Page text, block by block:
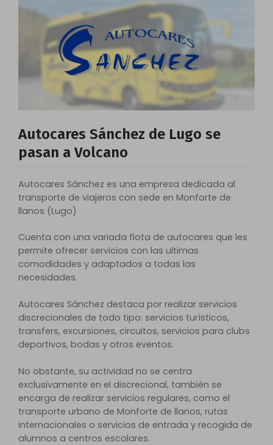
Autocares Sánchez de Lugo se
pasan a Volcano
Autocares Sánchez es una empresa dedicada al
transporte de viajeros con sede en Monforte de
llanos (Lugo)
Cuenta con una variada flota de autocares que les
permite ofrecer servicios con las ultimas
comodidades y adaptados a todas las
necesidades.
Autocares Sánchez destaca por realizar servicios
discrecionales de todo tipo: servicios turísticos,
transfers, excursiones, circuitos, servicios para clubs
deportivos, bodas y otros eventos.
No obstante, su actividad no se centra
exclusivamente en el discrecional, también se
encarga de realizar servicios regulares, como el
transporte urbano de Monforte de llanos, rutas
internacionales o servicios de entrada y recogida de
alumnos a centros escolares.